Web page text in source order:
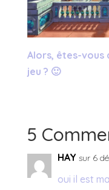
Alors, êtes-vous
jeu ? 🙂
5
HAY sur 6
oui il est